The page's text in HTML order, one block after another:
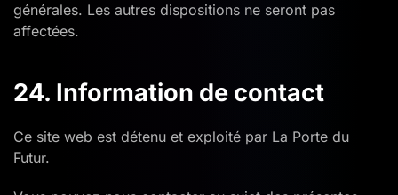
générales. Les autres dispositions ne seront pas
affectées.
24. Information de contact
Ce site web est détenu et exploité par La Porte du
Futur.